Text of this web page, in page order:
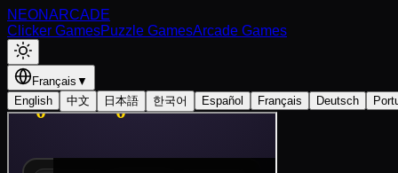
NEONARCADE
Clicker GamesPuzzle GamesArcade Games
Français ▼
English
中文 日本語 한국어 Español Français Deutsch